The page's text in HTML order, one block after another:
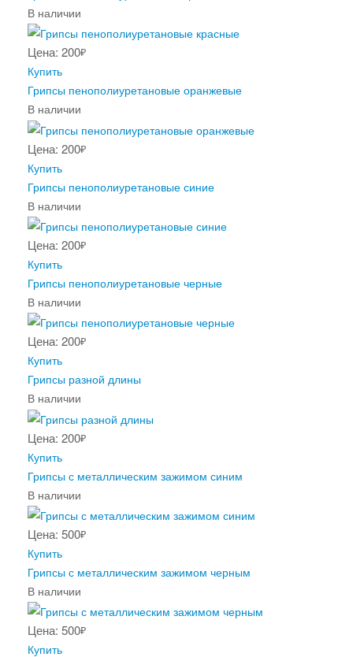
В наличии
Цена: 200₽
Купить
Грипсы пенополиуретановые оранжевые
В наличии
Цена: 200₽
Купить
Грипсы пенополиуретановые синие
В наличии
Цена: 200₽
Купить
Грипсы пенополиуретановые черные
В наличии
Цена: 200₽
Купить
Грипсы разной длины
В наличии
Цена: 200₽
Купить
Грипсы с металлическим зажимом синим
В наличии
Цена: 500₽
Купить
Грипсы с металлическим зажимом черным
В наличии
Цена: 500₽
Купить